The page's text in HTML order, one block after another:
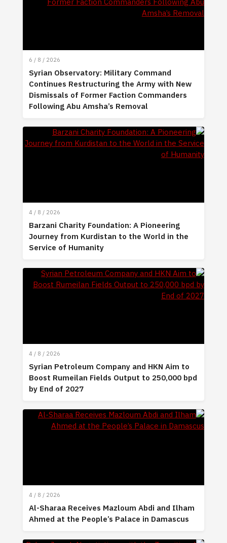
6 / 8 / 2026
Syrian Observatory: Military Command
Continues Restructuring the Army with New
Dismissals of Former Faction Commanders
Following Abu Amsha’s Removal
4 / 8 / 2026
Barzani Charity Foundation: A Pioneering
Journey from Kurdistan to the World in the
Service of Humanity
4 / 8 / 2026
Syrian Petroleum Company and HKN Aim to
Boost Rumeilan Fields Output to 250,000 bpd
by End of 2027
4 / 8 / 2026
Al-Sharaa Receives Mazloum Abdi and Ilham
Ahmed at the People’s Palace in Damascus